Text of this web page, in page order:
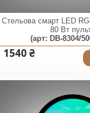
Стельова смарт LED
80 Вт
(арт: DB-8304/
1540 ₴